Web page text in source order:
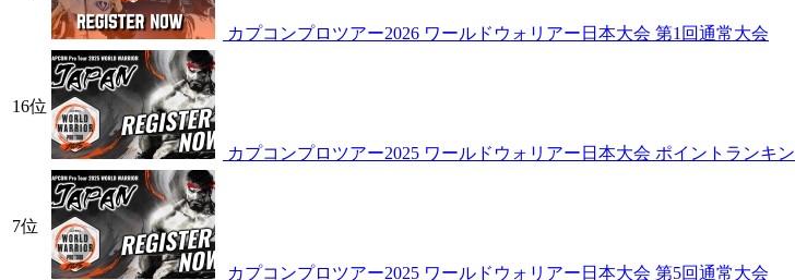
カプコンプロツアー2026 ワールドウォリアー日本大会 第1回通常大会
16位
カプコンプロツアー2025 ワールドウォリアー日本大会 ポイントランキ
7位
カプコンプロツアー2025 ワールドウォリアー日本大会 第5回通常大会